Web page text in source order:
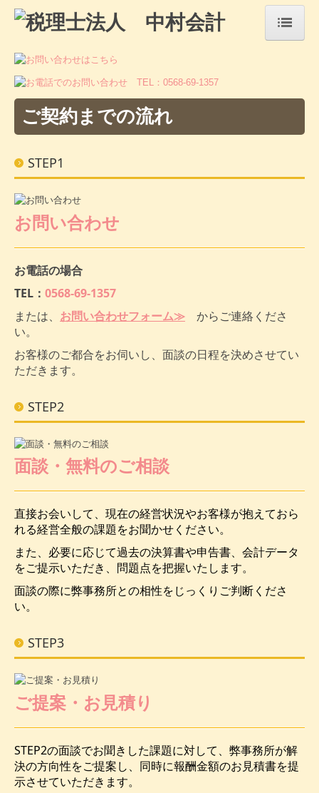
HOME
事務所紹介
経営理念
相続税・贈与税について
料金について
採用情報
ご契約までの流れ
STEP1
お問い合わせ
お電話の場合
TEL： 0568-69-1357
または、 お問い合わせフォーム≫
からご連絡くださ
い。
お客様のご都合をお伺いし、面談の日程を決めさせてい
ただきます。
STEP2
面談・無料のご相談
直接お会いして、現在の経営状況やお客様が抱えておら
れる経営全般の課題をお聞かせください。
また、必要に応じて過去の決算書や申告書、会計データ
をご提示いただき、問題点を把握いたします。
面談の際に弊事務所との相性をじっくりご判断くださ
い。
STEP3
ご提案・お見積り
STEP2の面談でお聞きした課題に対して、弊事務所が解
決の方向性をご提案し、同時に報酬金額のお見積書を提
示させていただきます。